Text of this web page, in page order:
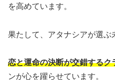
を高めています。
果たして、アタナシアが選ぶ
恋と運命の決断が交錯するク
ンが心を躍らせています。